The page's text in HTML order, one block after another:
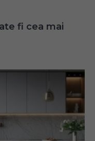
fi cea mai